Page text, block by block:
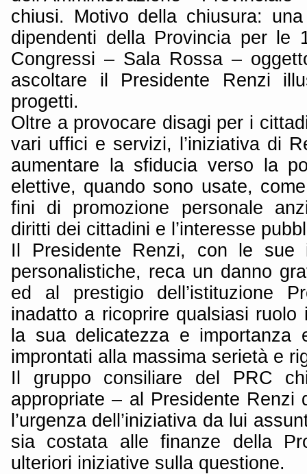
chiusi. Motivo della chiusura:
dipendenti della Provincia per le
Congressi – Sala Rossa –
ascoltare il Presidente Renzi
progetti.
Oltre a provocare disagi per i
vari uffici e servizi, l’iniziativa di
aumentare la sfiducia verso la
elettive, quando sono usate,
fini di promozione personale
diritti dei cittadini e l’interesse
Il Presidente Renzi, con le sue
personalistiche, reca un danno
ed al prestigio dell’istituzione
inadatto a ricoprire qualsiasi ruolo
la sua delicatezza e importanza
improntati alla massima serietà e
Il gruppo consiliare del PRC
appropriate – al Presidente Renzi
l’urgenza dell’iniziativa da lui
sia costata alle finanze della
ulteriori iniziative sulla questione.